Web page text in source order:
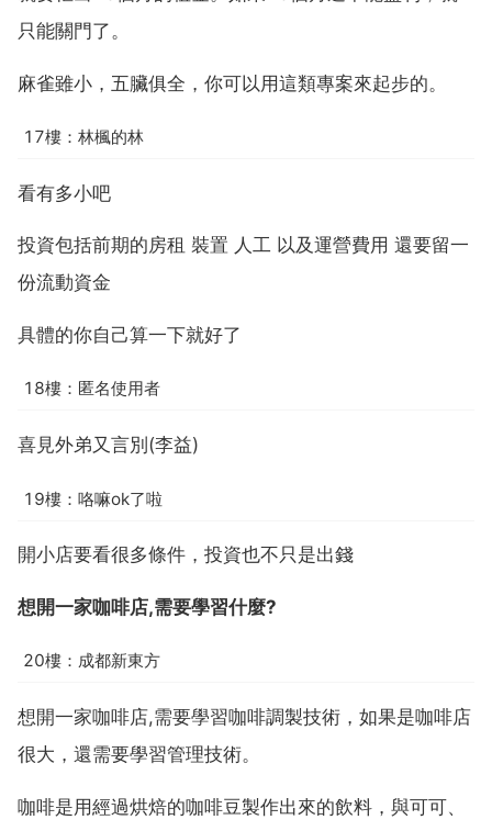
只能關門了。
麻雀雖小，五臟俱全，你可以用這類專案來起步的。
17樓：林楓的林
看有多小吧
投資包括前期的房租 裝置 人工 以及運營費用 還要留一
份流動資金
具體的你自己算一下就好了
18樓：匿名使用者
喜見外弟又言別(李益)
19樓：咯嘛ok了啦
開小店要看很多條件，投資也不只是出錢
想開一家咖啡店,需要學習什麼?
20樓：成都新東方
想開一家咖啡店,需要學習咖啡調製技術，如果是咖啡店
很大，還需要學習管理技術。
咖啡是用經過烘焙的咖啡豆製作出來的飲料，與可可、